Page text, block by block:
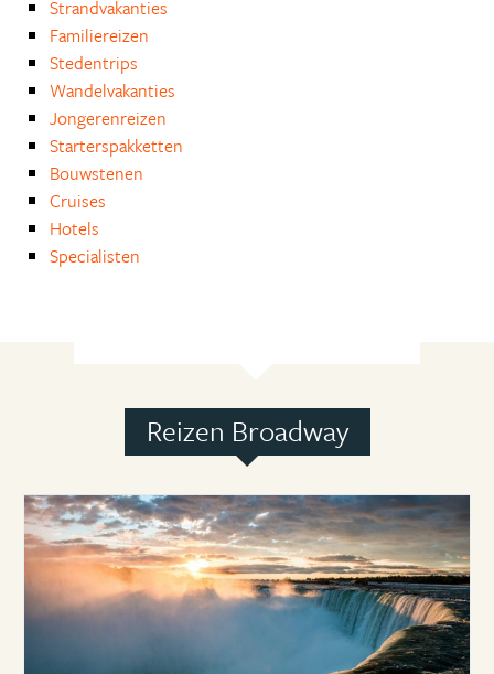
Strandvakanties
Familiereizen
Stedentrips
Wandelvakanties
Jongerenreizen
Starterspakketten
Bouwstenen
Cruises
Hotels
Specialisten
Reizen Broadway